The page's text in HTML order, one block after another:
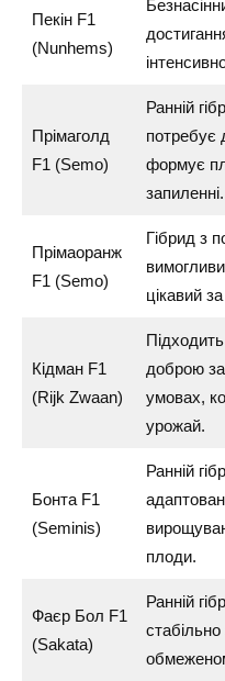
Пекін F1
(Nunhems)
Прімаголд
F1 (Semo)
Ранній
потребує
формує
запиленні.
Прімаоранж
F1 (Semo)
Гібрид з
цікавий
Кідман F1
(Rijk Zwaan)
доброю
умовах,
урожай.
Бонта F1
(Seminis)
Ранній
плоди.
Фаєр Бол F1
(Sakata)
Ранній
стабільно